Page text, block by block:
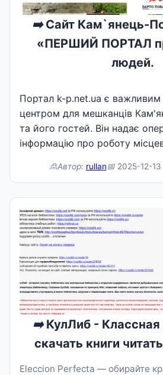
➡️Сайт Кам`янець-
«ПЕРШИЙ ПОРТАЛ
людей.
Портал k-p.net.ua є важливим
центром для мешканців
та його гостей. Він надає
інформацію про роботу
🙎Автор: rullan📅2025-12-13
➡️КулЛиб - Классная
скачать книги
Eleccion Perfecta — обирайте